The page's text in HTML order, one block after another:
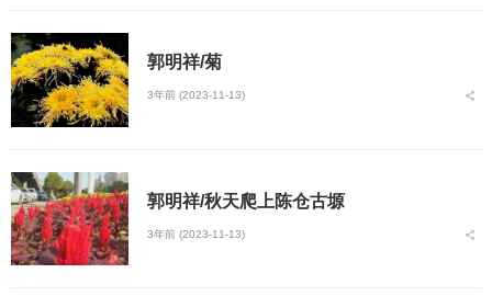
郭明祥/菊
3年前 (2023-11-13)
郭明祥/秋天爬‮陈上‬仓古塬
3年前 (2023-11-13)